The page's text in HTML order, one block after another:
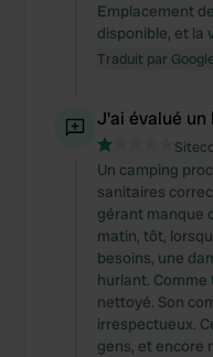
Emplacement
disponible, et la
Traduit par
J'ai évalué un
Un camping
sanitaires
gérant manque
matin, tôt,
besoins, une
hurlant.
nettoyé. Son
irrespectueux.
gens, et encore